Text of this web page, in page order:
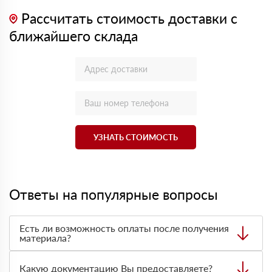
Рассчитать стоимость доставки с
ближайшего склада
УЗНАТЬ СТОИМОСТЬ
Ответы на популярные вопросы
Есть ли возможность оплаты после получения
материала?
оплата по факту получения товара. При этом, если
Какую документацию Вы предоставляете?